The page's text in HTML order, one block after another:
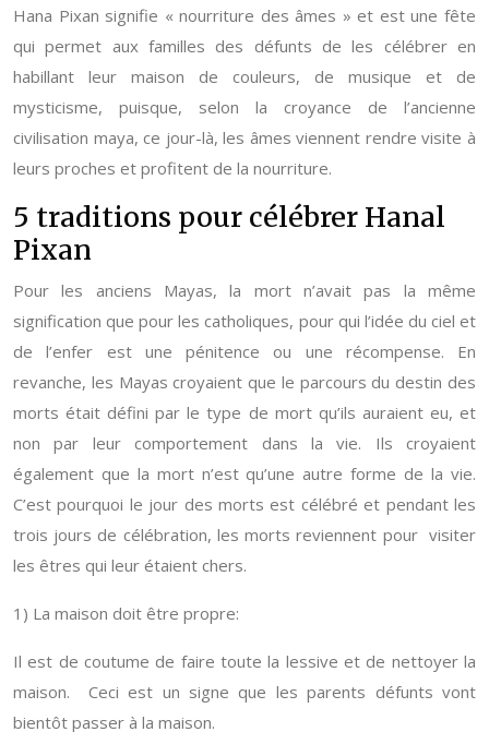
Hana Pixan signifie « nourriture des âmes » et est une fête
qui permet aux familles des défunts de les célébrer en
habillant leur maison de couleurs, de musique et de
mysticisme, puisque, selon la croyance de l’ancienne
civilisation maya, ce jour-là, les âmes viennent rendre visite à
leurs proches et profitent de la nourriture.
5 traditions pour célébrer Hanal
Pixan
Pour les anciens Mayas, la mort n’avait pas la même
signification que pour les catholiques, pour qui l’idée du ciel et
de l’enfer est une pénitence ou une récompense. En
revanche, les Mayas croyaient que le parcours du destin des
morts était défini par le type de mort qu’ils auraient eu, et
non par leur comportement dans la vie. Ils croyaient
également que la mort n’est qu’une autre forme de la vie.
C’est pourquoi le jour des morts est célébré et pendant les
trois jours de célébration, les morts reviennent pour visiter
les êtres qui leur étaient chers.
1) La maison doit être propre:
Il est de coutume de faire toute la lessive et de nettoyer la
maison. Ceci est un signe que les parents défunts vont
bientôt passer à la maison.